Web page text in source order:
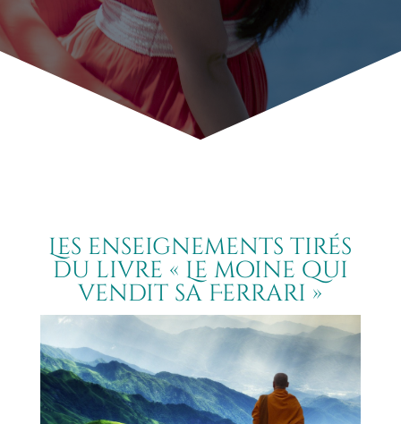
Les enseignements tirés
du livre « Le moine qui
vendit sa Ferrari »